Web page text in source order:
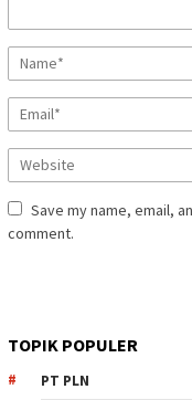
Save my name, email,
comment.
TOPIK POPULER
PT PLN